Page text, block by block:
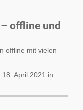
offline und
offline mit vielen
April 2021 in